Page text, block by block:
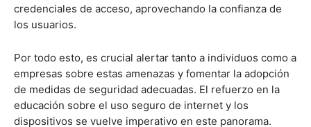
credenciales de acceso, aprovechando la confianza de
los usuarios.
Por todo esto, es crucial alertar tanto a individuos como a
empresas sobre estas amenazas y fomentar la adopción
de medidas de seguridad adecuadas. El refuerzo en la
educación sobre el uso seguro de internet y los
dispositivos se vuelve imperativo en este panorama.